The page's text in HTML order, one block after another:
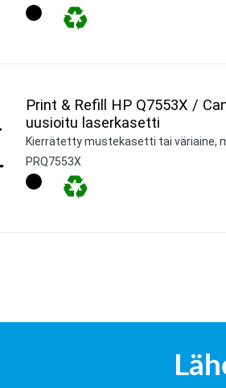
Print & Refill HP Q7553X /
uusioitu laserkasetti
Kierrätetty mustekasetti tai väriaine,
PRQ7553X